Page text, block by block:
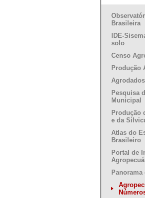
Brasileira
IDE-
solo
Censo
Produção
Agrodados
Pesquisa
Municipal
Produção
e da
Atlas do
Brasileiro
Portal de